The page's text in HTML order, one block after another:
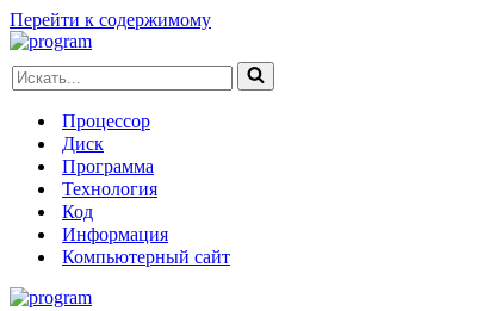
Перейти к содержимому
Искать...
Процессор
Диск
Программа
Технология
Код
Информация
Компьютерный сайт